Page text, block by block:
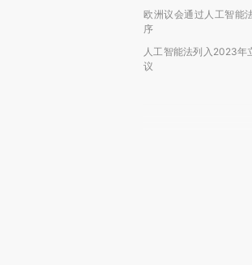
欧洲议会通过人工智能
序
人工智能法列入2023年
议